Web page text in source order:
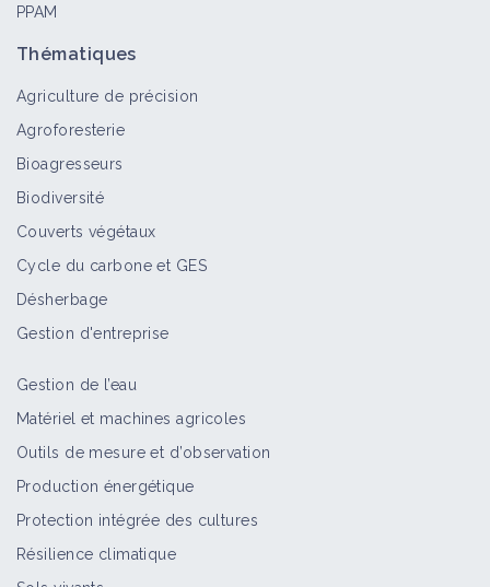
PPAM
Thématiques
Agriculture de précision
Agroforesterie
Bioagresseurs
Biodiversité
Couverts végétaux
Cycle du carbone et GES
Désherbage
Gestion d'entreprise
Gestion de l’eau
Matériel et machines agricoles
Outils de mesure et d’observation
Production énergétique
Protection intégrée des cultures
Résilience climatique